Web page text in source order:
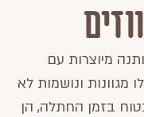
החתלה לתינוקות 100% כותנה מיוצרות עם
מגוונות ונושמות לא
בזמן החתלה, הן